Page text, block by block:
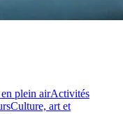
plein airActivités
Culture, art et